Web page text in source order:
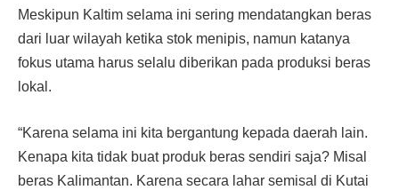
Meskipun Kaltim selama ini sering mendatangkan beras
dari luar wilayah ketika stok menipis, namun katanya
fokus utama harus selalu diberikan pada produksi beras
lokal.
“Karena selama ini kita bergantung kepada daerah lain.
Kenapa kita tidak buat produk beras sendiri saja? Misal
beras Kalimantan. Karena secara lahar semisal di Kutai